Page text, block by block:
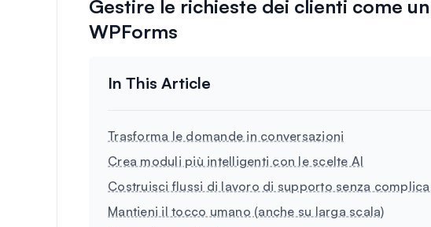
Gestire le richieste dei clienti come
WPForms
Trasforma le domande in conversazioni
Crea moduli più intelligenti con le scelte AI
Costruisci flussi di lavoro di supporto senza
Mantieni il tocco umano (anche su larga scala)